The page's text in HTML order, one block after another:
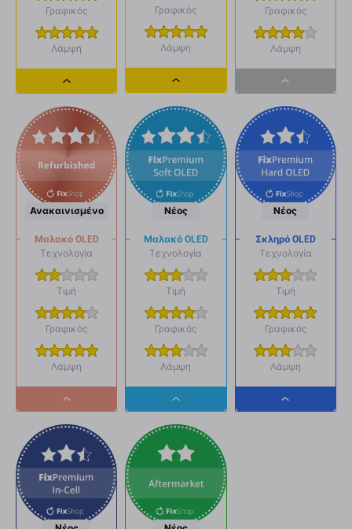
Γραφικός
Λάμψη
Dropdown
button
Γραφικός
Λάμψη
Dropdown
button
Γραφικός
Λάμψη
Dropdown
button
Ανακαινισμένο
Μαλακό OLED
Τεχνολογία
Τιμή
Γραφικός
Λάμψη
Dropdown
button
Νέος
Μαλακό OLED
Τεχνολογία
Τιμή
Γραφικός
Λάμψη
Dropdown
button
Νέος
Σκληρό OLED
Τεχνολογία
Τιμή
Γραφικός
Λάμψη
Dropdown